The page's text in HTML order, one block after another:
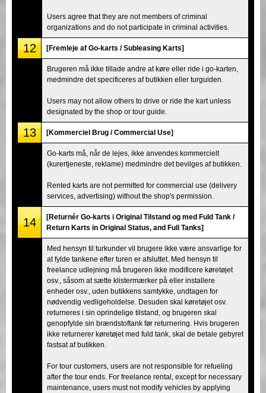
Users agree that they are not members of criminal
organizations and do not participate in criminal activities.
12 [Fremleje af Go-karts / Subleasing Karts]
Brugeren må ikke tillade andre at køre eller ride i go-karten,
medmindre det specificeres af butikken eller turguiden.
Users may not allow others to drive or ride the kart unless
designated by the shop or tour guide.
13 [Kommerciel Brug / Commercial Use]
Go-karts må, når de lejes, ikke anvendes kommercielt
(kurertjeneste, reklame) medmindre det bevilges af butikken.
Rented karts are not permitted for commercial use (delivery
services, advertising) without the shop's permission.
14
[Returnér Go-karts i Original Tilstand og med Fuld Tank /
Return Karts in Original Status, and Full Tanks]
Med hensyn til turkunder vil brugere ikke være ansvarlige for
at fylde tankene efter turen er afsluttet. Med hensyn til
freelance udlejning må brugeren ikke modificere køretøjet
osv., såsom at sætte klistermærker på eller installere
enheder osv., uden butikkens samtykke, undtagen for
nødvendig vedligeholdelse. Desuden skal køretøjet osv.
returneres i sin oprindelige tilstand, og brugeren skal
genopfylde sin brændstoftank før returnering. Hvis brugeren
ikke returnerer køretøjet med fuld tank, skal de betale gebyret
fastsat af butikken.
For tour customers, users are not responsible for refueling
after the tour ends. For freelance rental, except for necessary
maintenance, users must not modify vehicles by applying